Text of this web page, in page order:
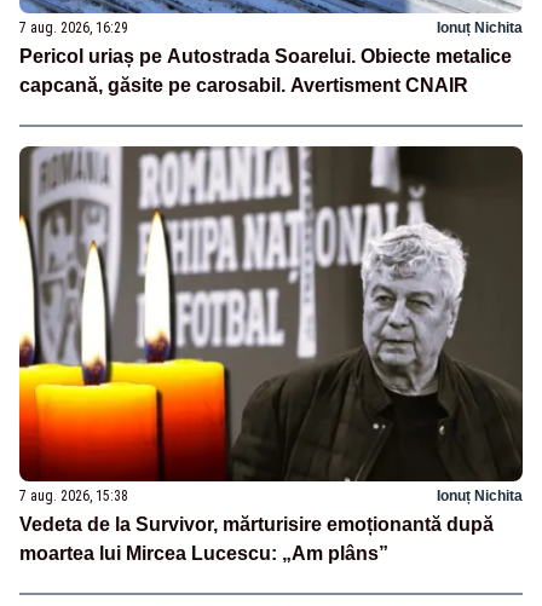
7 aug. 2026, 16:29 Ionuț Nichita
Pericol uriaș pe Autostrada Soarelui. Obiecte metalice
capcană, găsite pe carosabil. Avertisment CNAIR
7 aug. 2026, 15:38 Ionuț Nichita
Vedeta de la Survivor, mărturisire emoționantă după
moartea lui Mircea Lucescu: „Am plâns”